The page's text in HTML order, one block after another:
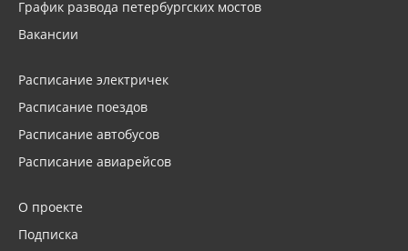
График развода петербургских мостов
Вакансии
Расписание электричек
Расписание поездов
Расписание автобусов
Расписание авиарейсов
О проекте
Подписка